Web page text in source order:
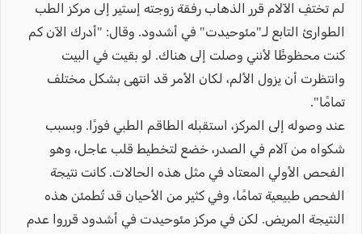
لم تختفِ الآلام قرر الذهاب رفقة زوجته إستير إلى مركز الطب
الطوارئ التابع لـ"مئوحيدت" في أشدود. وقال: "أدرك الآن كم
كنت محظوظًا لأنني وصلت إلى هناك. لو بقيت في البيت
وانتظرت أن يزول الألم، لكان الأمر قد انتهى بشكل مختلف
تمامًا".
عند وصوله إلى المركز، استقبله الطاقم الطبي فورًا. وبسبب
شكواه من آلام في الصدر، خضع لتخطيط قلب عاجل، وهو
الفحص الأولي المعتاد في مثل هذه الحالات. كانت نتيجة
الفحص طبيعية تمامًا، وفي كثير من الأحيان قد تُطمئن هذه
النتيجة المريض. لكن في مركز مئوحيدت في أشدود قرروا عدم